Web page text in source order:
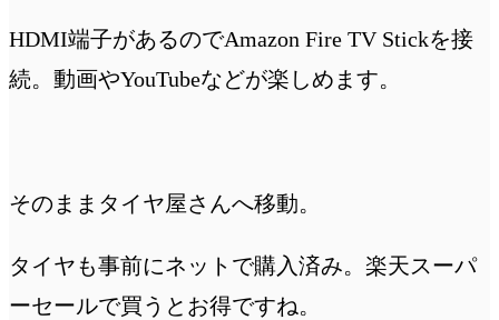
HDMI端子があるのでAmazon Fire TV Stickを接
続。動画やYouTubeなどが楽しめます。
そのままタイヤ屋さんへ移動。
タイヤも事前にネットで購入済み。楽天スーパ
ーセールで買うとお得ですね。